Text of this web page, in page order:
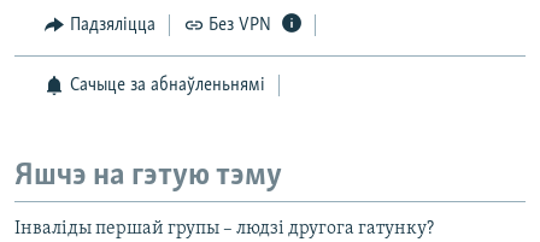
Падзяліцца Без VPN
Сачыце за абнаўленьнямі
Яшчэ на гэтую тэму
Інваліды першай групы – людзі другога гатунку?